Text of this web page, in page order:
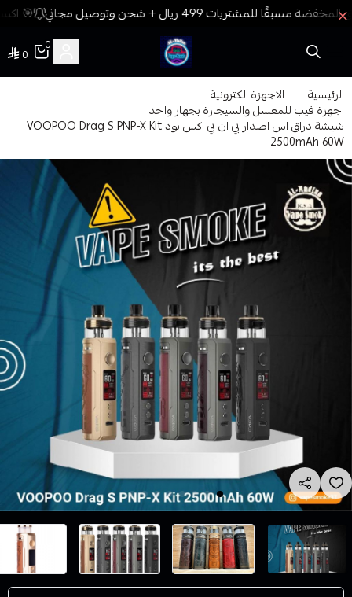
🎯
فيب المدينة
0
0
الرئيسية الاجهزة الكترونية
اجهزة فيب للمعسل والسيجارة بجهاز واحد
شيشة دراق اس اصدار بي ان بي اكس بود VOOPOO Drag S PNP-X Kit
2500mAh 60W